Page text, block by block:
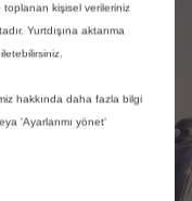
toplanan kişisel verileriniz
Yurtdışına aktarıma
hakkında daha fazla bilgi
'Ayarlarımı yönet‘